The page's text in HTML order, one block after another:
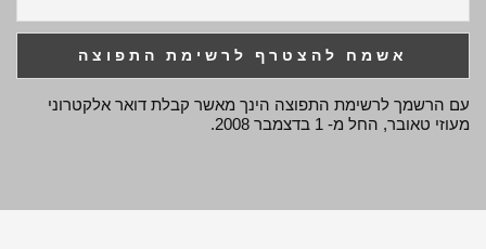
עם הרשמך לרשימת התפוצה הינך מאשר קבלת דואר אלקטרוני
מעוזי טאובר, החל מ- 1 בדצמבר 2008.